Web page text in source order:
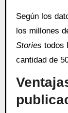
Según los
los millones
Stories todos
cantidad de